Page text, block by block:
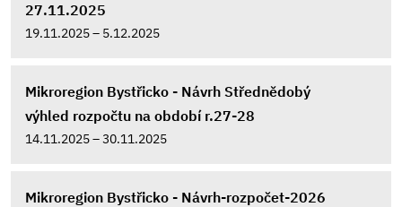
27.11.2025
19.11.2025 – 5.12.2025
Mikroregion Bystřicko - Návrh Střednědobý
výhled rozpočtu na období r.27-28
14.11.2025 – 30.11.2025
Mikroregion Bystřicko - Návrh-rozpočet-2026